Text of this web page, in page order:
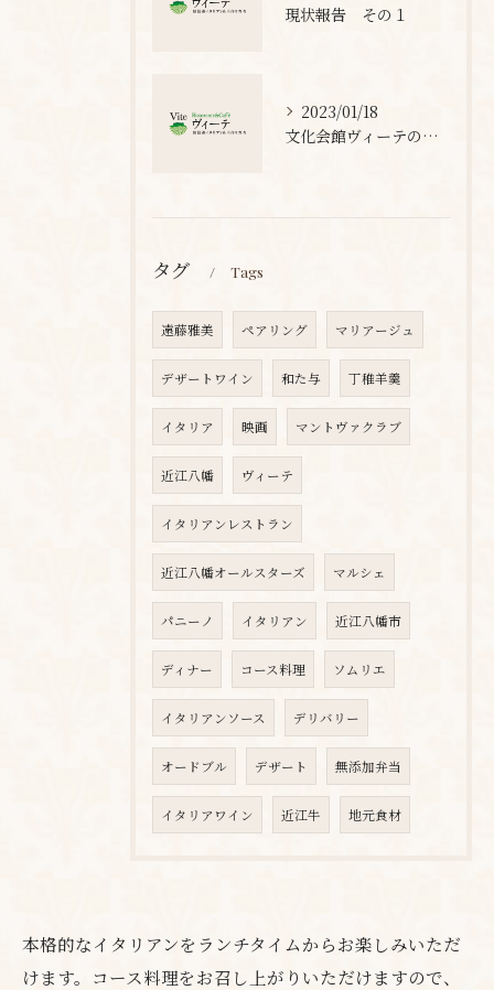
現状報告 その１
2023/01/18
文化会館ヴィーテの再スタートを延期します。
タグ Tags
遠藤雅美 ペアリング マリアージュ
デザートワイン 和た与 丁稚羊羹
イタリア 映画 マントヴァクラブ
近江八幡 ヴィーテ
イタリアンレストラン
近江八幡オールスターズ マルシェ
パニーノ イタリアン 近江八幡市
ディナー コース料理 ソムリエ
イタリアンソース デリバリー
オードブル デザート 無添加弁当
イタリアワイン 近江牛 地元食材
本格的なイタリアンをランチタイムからお楽しみいただ
けます。コース料理をお召し上がりいただけますので、